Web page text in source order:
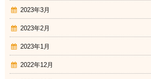
2023年3月
2023年2月
2023年1月
2022年12月